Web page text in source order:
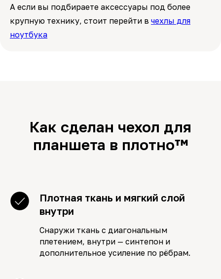
А если вы подбираете аксессуары под более
крупную технику, стоит перейти в чехлы для
ноутбука
Как сделан чехол для
планшета в плотно™
Плотная ткань и мягкий слой
внутри
Снаружи ткань с диагональным
плетением, внутри — синтепон и
дополнительное усиление по рёбрам.